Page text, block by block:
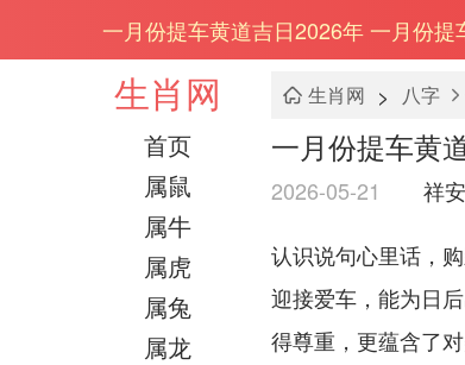
一月份提车黄道吉日2026年 一月份提
生肖网
首页
属鼠
属牛
属虎
属兔
属龙
生肖网 > 八字
一月份提车黄
2026-05-21 祥
认识说句心里话，
迎接爱车，能为日
得尊重，更蕴含了